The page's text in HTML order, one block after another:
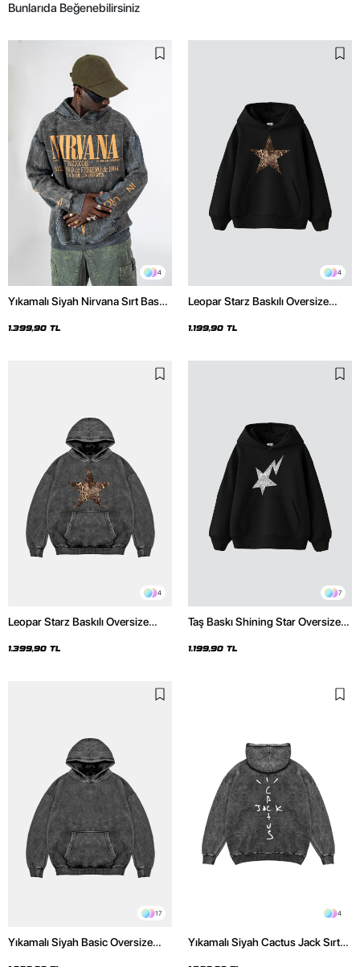
Bunlarıda Beğenebilirsiniz
4
Yıkamalı Siyah Nirvana Sırt Baskılı
1.399,90 TL
4
Leopar Starz Baskılı Oversize
1.199,90 TL
4
Leopar Starz Baskılı Oversize
Hoodie
1.399,90 TL
7
Taş Baskı Shining Star Oversize
1.199,90 TL
17
Yıkamalı Siyah Basic Oversize
4
Yıkamalı Siyah Cactus Jack Sırt